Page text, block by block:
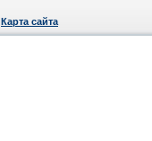
Карта сайта